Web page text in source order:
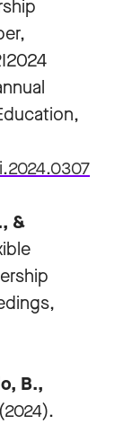
&
B.,
(2024).